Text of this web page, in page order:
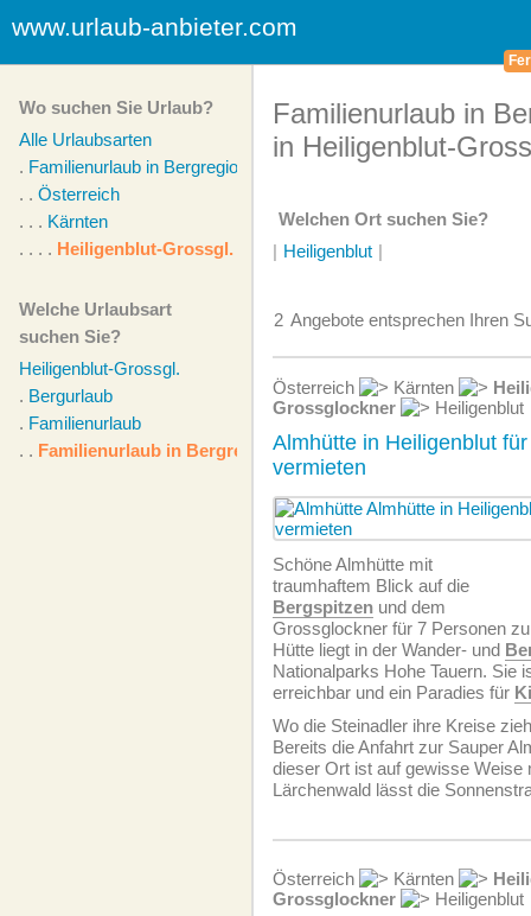
www.urlaub-anbieter.com
Wo suchen Sie Urlaub?
Alle Urlaubsarten
. Familienurlaub in Bergregion
. . Österreich
. . . Kärnten
. . . . Heiligenblut-Grossgl.
Welche Urlaubsart
suchen Sie?
Heiligenblut-Grossgl.
. Bergurlaub
. Familienurlaub
. . Familienurlaub in Bergregion
Familienurlaub in
in Heiligenblut-
Welchen Ort suchen Sie?
| Heiligenblut |
2 Angebote entsprechen Ihren
Österreich Kärnten
Grossglockner
Heiligenblut
Almhütte in Heiligenblut
vermieten
Schöne Almhütte mit
traumhaftem Blick auf die
Bergspitzen und dem
Grossglockner für 7 Personen
Hütte liegt in der Wander- und
Nationalparks Hohe Tauern. Sie
erreichbar und ein Paradies für
Wo die Steinadler ihre Kreise
Bereits die Anfahrt zur Sauper
dieser Ort ist auf gewisse Weise
Lärchenwald lässt die
Österreich Kärnten
Grossglockner
Heiligenblut